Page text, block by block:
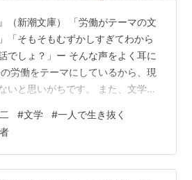
（新潮文庫） 「労働がテーマの文
「そもそもむずかしすぎてわから
でしょ？」ー そんな声をよく耳に
労働をテーマにしているから、現
いと思いがちです。 また、文学が
去の労働をテーマにしていても、
もあります。 パワハラの話につな
の関係もつながったり、ストライ
す。 私も本書に出会うまでは、ま
#文学 #一人で生き抜く